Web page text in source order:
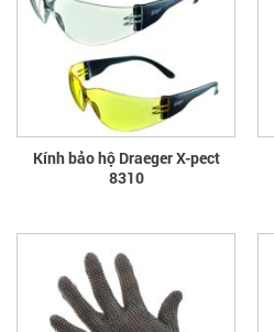
Kính bảo hộ Draeger X-pect
8310